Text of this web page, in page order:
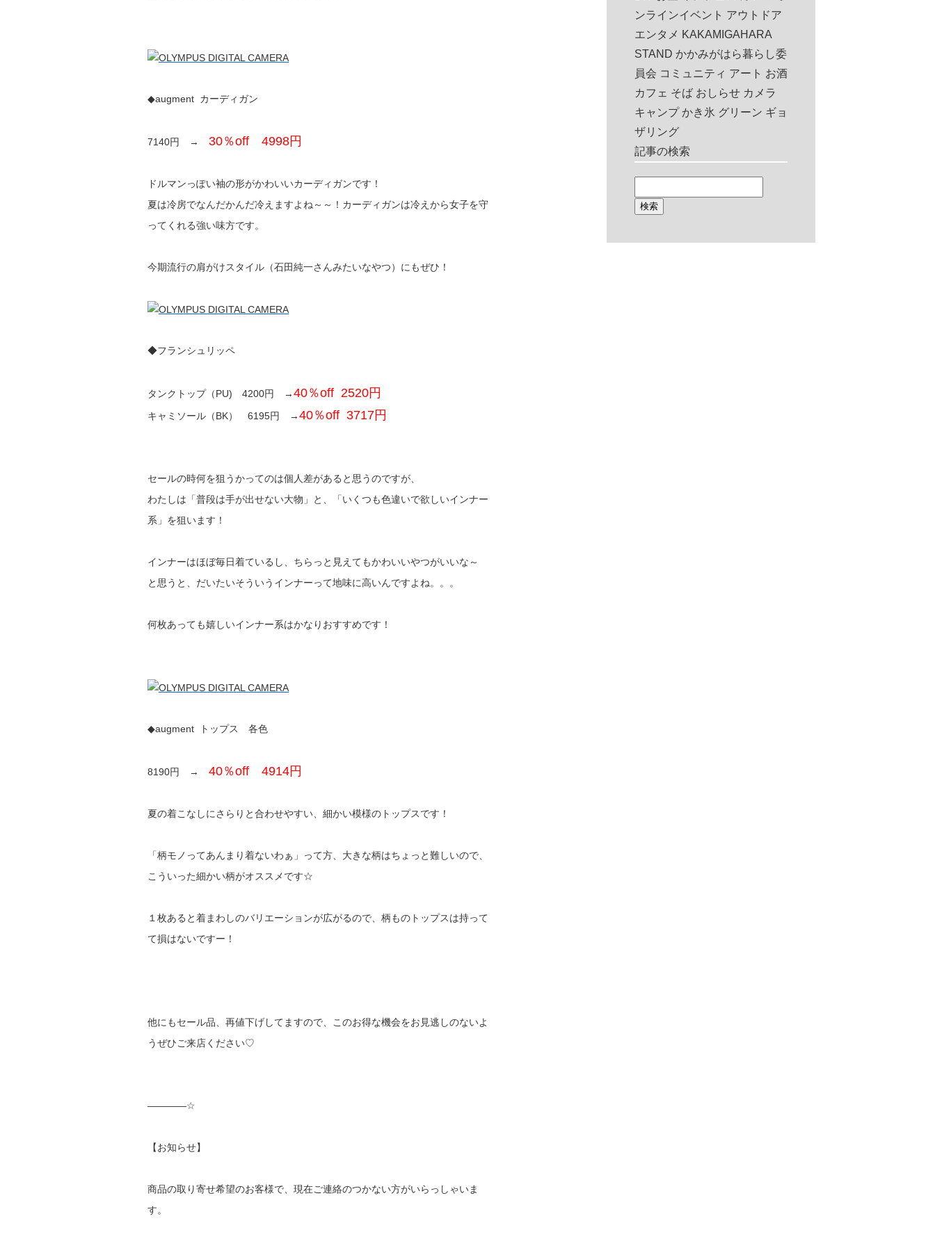
◆augment カーディガン
7140円 → 30％off 4998円
ドルマンっぽい袖の形がかわいいカーディガンです！
夏は冷房でなんだかんだ冷えますよね～～！カーディガンは冷えから女子を守
ってくれる強い味方です。
今期流行の肩がけスタイル（石田純一さんみたいなやつ）にもぜひ！
◆フランシュリッペ
タンクトップ（PU) 4200円 →40％off 2520円
キャミソール（BK） 6195円 →40％off 3717円
セールの時何を狙うかってのは個人差があると思うのですが、
わたしは「普段は手が出せない大物」と、「いくつも色違いで欲しいインナー
系」を狙います！
インナーはほぼ毎日着ているし、ちらっと見えてもかわいいやつがいいな～
と思うと、だいたいそういうインナーって地味に高いんですよね。。。
何枚あっても嬉しいインナー系はかなりおすすめです！
◆augment トップス 各色
8190円 → 40％off 4914円
夏の着こなしにさらりと合わせやすい、細かい模様のトップスです！
「柄モノってあんまり着ないわぁ」って方、大きな柄はちょっと難しいので、
こういった細かい柄がオススメです☆
１枚あると着まわしのバリエーションが広がるので、柄ものトップスは持って
て損はないですー！
他にもセール品、再値下げしてますので、このお得な機会をお見逃しのないよ
うぜひご来店ください♡
————☆
【お知らせ】
商品の取り寄せ希望のお客様で、現在ご連絡のつかない方がいらっしゃいま
す。
ンラインイベント アウトドア
エンタメ KAKAMIGAHARA
STAND かかみがはら暮らし委
員会 コミュニティ アート お酒
カフェ そば おしらせ カメラ
キャンプ かき氷 グリーン ギョ
ザリング
記事の検索